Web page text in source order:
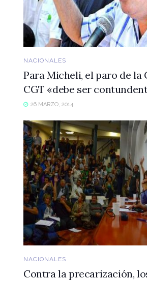
NACIONALES
Para Micheli, el paro de la
CGT «debe ser
26 MARZO, 2014
NACIONALES
Contra la precarización,